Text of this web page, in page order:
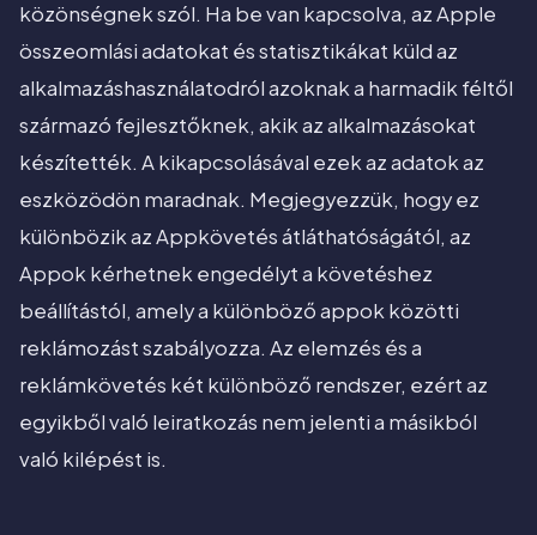
közönségnek szól. Ha be van kapcsolva, az Apple
összeomlási adatokat és statisztikákat küld az
alkalmazáshasználatodról azoknak a harmadik féltől
származó fejlesztőknek, akik az alkalmazásokat
készítették. A kikapcsolásával ezek az adatok az
eszközödön maradnak. Megjegyezzük, hogy ez
különbözik az Appkövetés átláthatóságától, az
Appok kérhetnek engedélyt a követéshez
beállítástól, amely a különböző appok közötti
reklámozást szabályozza. Az elemzés és a
reklámkövetés két különböző rendszer, ezért az
egyikből való leiratkozás nem jelenti a másikból
való kilépést is.